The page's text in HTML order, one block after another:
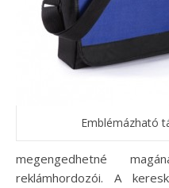
Emblémázható
megengedhetné
reklámhordozói. A